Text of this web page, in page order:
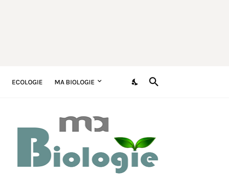
ECOLOGIE MA BIOLOGIE